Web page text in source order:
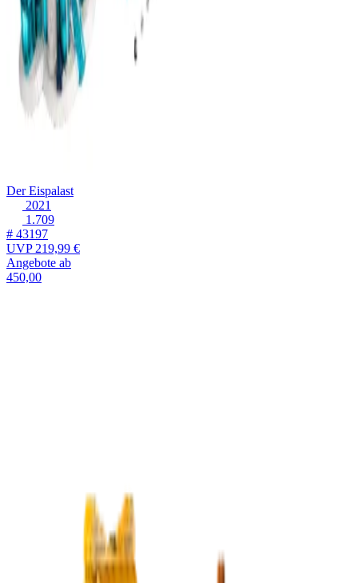
Der Eispalast
2021
1.709
# 43197
UVP219,99 €
Angebote ab
450,00